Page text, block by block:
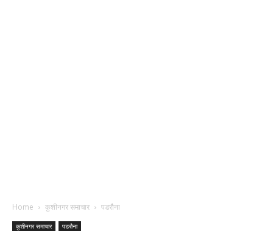
Home कुशीनगर समाचार पडरौना
कुशीनगर समाचार पडरौना